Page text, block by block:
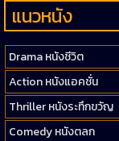
แนวหนัง
Drama หนังชีวิต
Action หนังแอคชั่น
Thriller หนังระทึกขวัญ
Comedy หนังตลก